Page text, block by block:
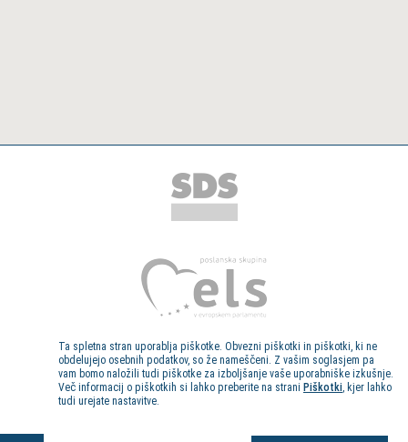
Ta spletna stran uporablja piškotke. Obvezni piškotki in piškotki, ki ne
obdelujejo osebnih podatkov, so že nameščeni. Z vašim soglasjem pa
vam bomo naložili tudi piškotke za izboljšanje vaše uporabniške izkušnje.
Več informacij o piškotkih si lahko preberite na strani Piškotki, kjer lahko
tudi urejate nastavitve.